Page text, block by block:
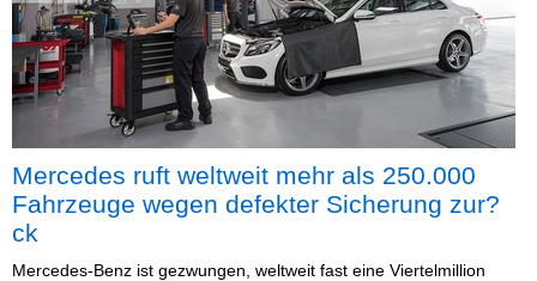
Mercedes ruft weltweit mehr als 250.000
Fahrzeuge wegen defekter Sicherung zur?
ck
Mercedes-Benz ist gezwungen, weltweit fast eine Viertelmillion